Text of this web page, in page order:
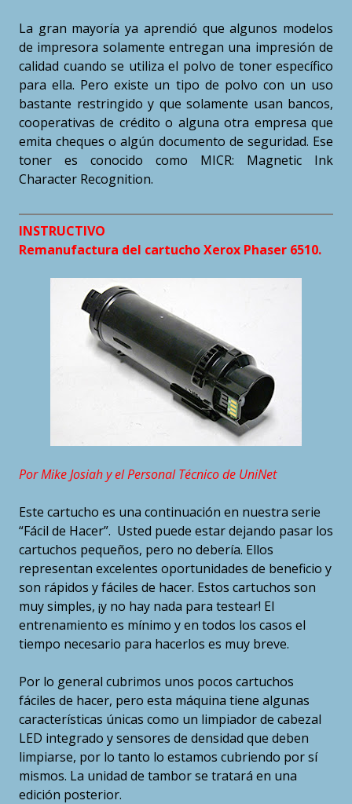
La gran mayoría ya aprendió que algunos modelos
de impresora solamente entregan una impresión de
calidad cuando se utiliza el polvo de toner específico
para ella. Pero existe un tipo de polvo con un uso
bastante restringido y que solamente usan bancos,
cooperativas de crédito o alguna otra empresa que
emita cheques o algún documento de seguridad. Ese
toner es conocido como MICR: Magnetic Ink
Character Recognition.
INSTRUCTIVO
Remanufactura del cartucho Xerox Phaser 6510.
Por Mike Josiah y el Personal Técnico de UniNet
Este cartucho es una continuación en nuestra serie
“Fácil de Hacer”. Usted puede estar dejando pasar los
cartuchos pequeños, pero no debería. Ellos
representan excelentes oportunidades de beneficio y
son rápidos y fáciles de hacer. Estos cartuchos son
muy simples, ¡y no hay nada para testear! El
entrenamiento es mínimo y en todos los casos el
tiempo necesario para hacerlos es muy breve.
Por lo general cubrimos unos pocos cartuchos
fáciles de hacer, pero esta máquina tiene algunas
características únicas como un limpiador de cabezal
LED integrado y sensores de densidad que deben
limpiarse, por lo tanto lo estamos cubriendo por sí
mismos. La unidad de tambor se tratará en una
edición posterior.